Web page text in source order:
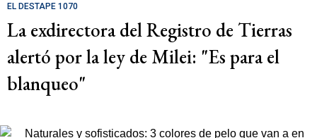
EL DESTAPE 1070
La exdirectora del Registro de Tierras
alertó por la ley de Milei: "Es para el
blanqueo"